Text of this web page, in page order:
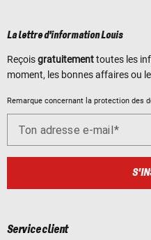
La lettre d'information Louis
Reçoisgratuitementtoutes les
moment, les bonnes affaires ou
Remarque concernant la protection des
Ton adresse e-mail
Service client